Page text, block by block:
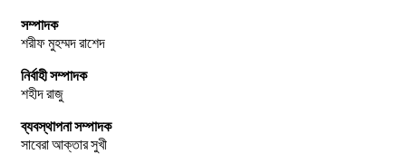
সম্পাদক
শরীফ মুহম্মদ রাশেদ
নির্বাহী সম্পাদক
শহীদ রাজু
ব্যবস্থাপনা সম্পাদক
সাবেরা আক্তার সুখী